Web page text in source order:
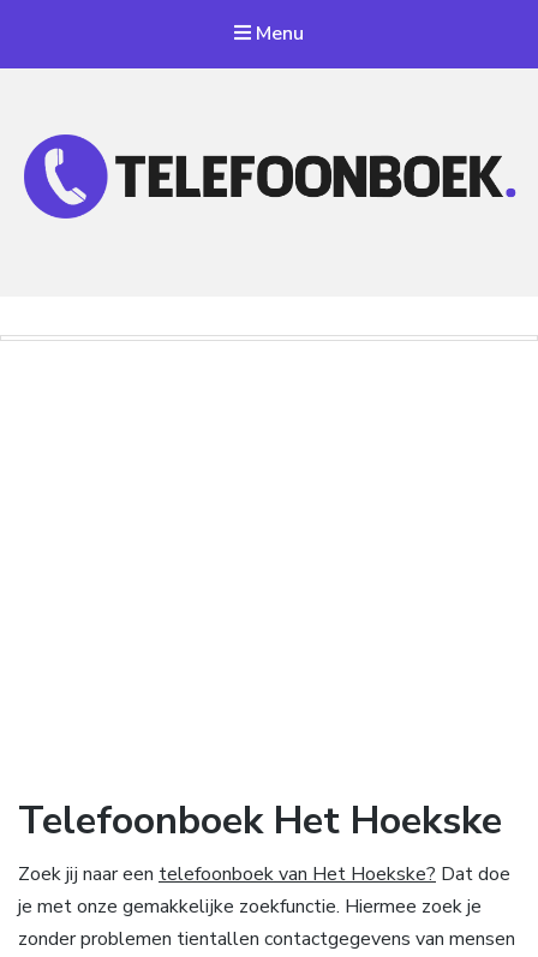
Menu
Telefoonboek Het Hoekske
Zoek jij naar een telefoonboek van Het Hoekske? Dat doe
je met onze gemakkelijke zoekfunctie. Hiermee zoek je
zonder problemen tientallen contactgegevens van mensen